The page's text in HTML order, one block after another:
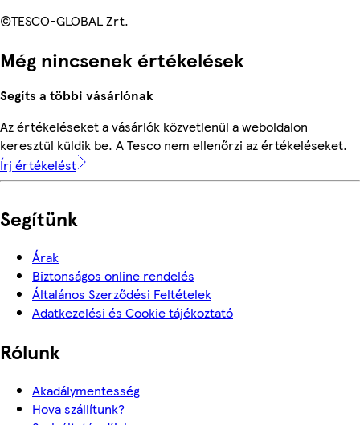
©TESCO-GLOBAL Zrt.
Még nincsenek értékelések
Segíts a többi vásárlónak
Az értékeléseket a vásárlók közvetlenül a weboldalon
keresztül küldik be. A Tesco nem ellenőrzi az értékeléseket.
Írj értékelést
Segítünk
Árak
Biztonságos online rendelés
Általános Szerződési Feltételek
Adatkezelési és Cookie tájékoztató
Rólunk
Akadálymentesség
Hova szállítunk?